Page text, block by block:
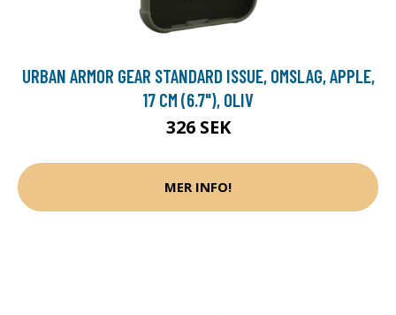
URBAN ARMOR GEAR STANDARD ISSUE, OMSLAG, APPLE,
17 CM (6.7"), OLIV
326 SEK
MER INFO!